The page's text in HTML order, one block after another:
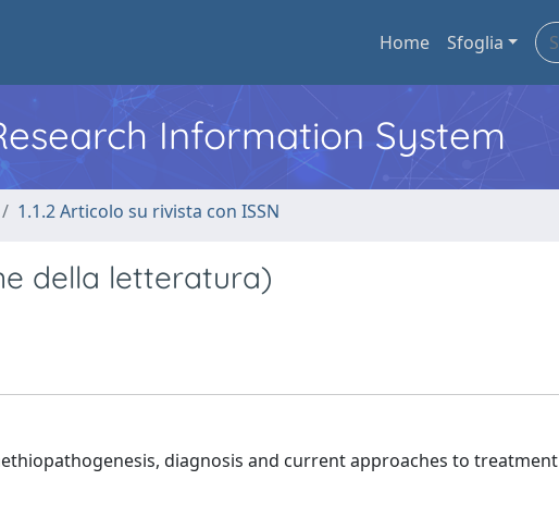
Home Sfoglia
Information System
1.1.2 Articolo su rivista con ISSN
della letteratura)
diagnosis and current approaches to treatment